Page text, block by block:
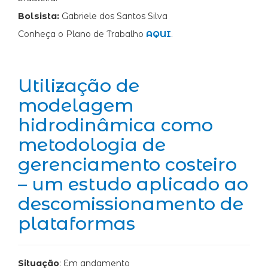
Bolsista: Gabriele dos Santos Silva
Conheça o Plano de Trabalho AQUI.
Utilização de
modelagem
hidrodinâmica como
metodologia de
gerenciamento costeiro
– um estudo aplicado ao
descomissionamento de
plataformas
Situação: Em andamento